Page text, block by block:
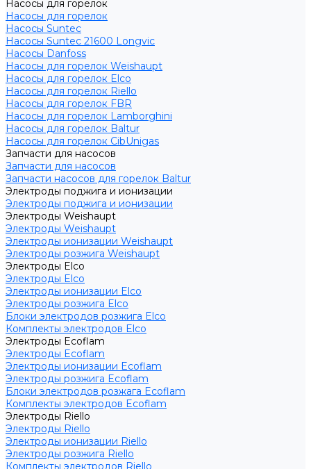
Насосы для горелок
Насосы для горелок
Насосы Suntec
Насосы Suntec 21600 Longvic
Насосы Danfoss
Насосы для горелок Weishaupt
Насосы для горелок Elco
Насосы для горелок Riello
Насосы для горелок FBR
Насосы для горелок Lamborghini
Насосы для горелок Baltur
Насосы для горелок CibUnigas
Запчасти для насосов
Запчасти для насосов
Запчасти насосов для горелок Baltur
Электроды поджига и ионизации
Электроды поджига и ионизации
Электроды Weishaupt
Электроды Weishaupt
Электроды ионизации Weishaupt
Электроды розжига Weishaupt
Электроды Elco
Электроды Elco
Электроды ионизации Elco
Электроды розжига Elco
Блоки электродов розжига Elco
Комплекты электродов Elco
Электроды Ecoflam
Электроды Ecoflam
Электроды ионизации Ecoflam
Электроды розжига Ecoflam
Блоки электродов розжага Ecoflam
Комплекты электродов Ecoflam
Электроды Riello
Электроды Riello
Электроды ионизации Riello
Электроды розжига Riello
Комплекты электродов Riello